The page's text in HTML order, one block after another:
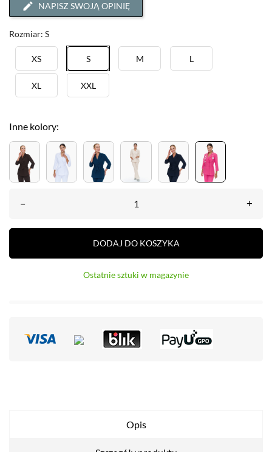
NAPISZ SWOJĄ OPINIĘ
Rozmiar: S
XS S M L
XL XXL
Inne kolory:
– +
DODAJ DO KOSZYKA
Ostatnie sztuki w magazynie
Opis